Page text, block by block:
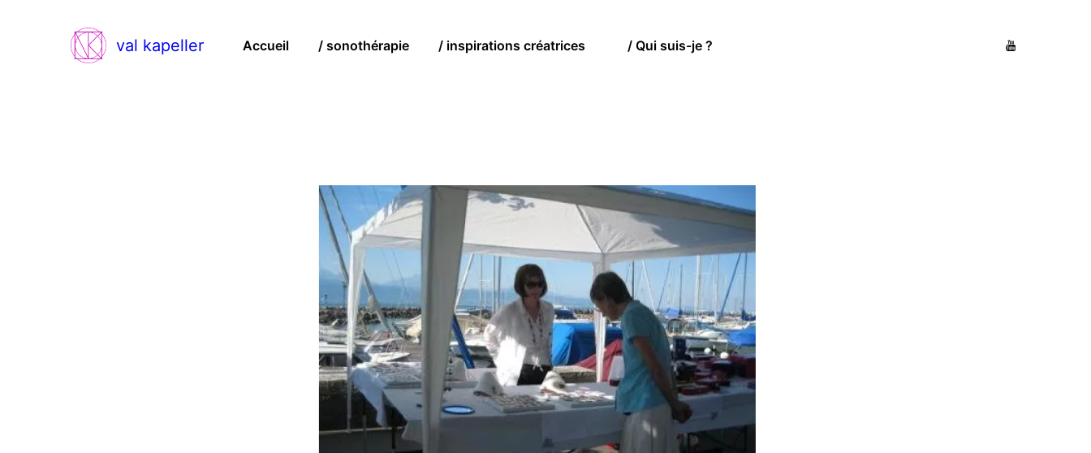
val kapeller Accueil / sonothérapie / inspirations créatrices / Qui suis-je ?